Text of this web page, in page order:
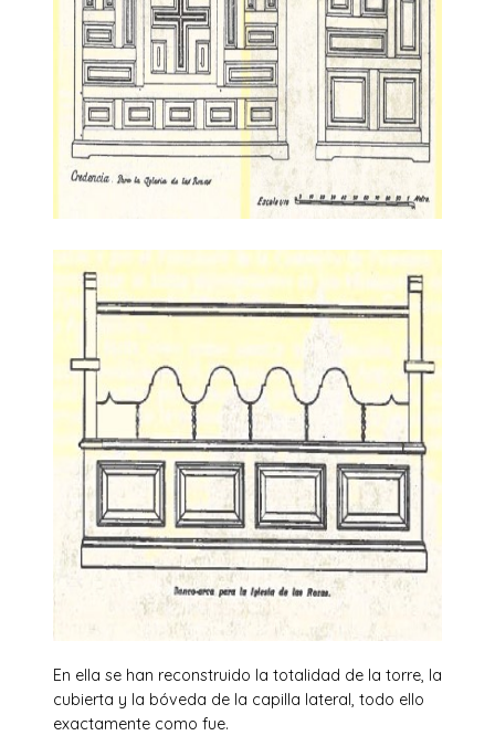
En ella se han reconstruido la totalidad de la torre, la
cubierta y la bóveda de la capilla lateral, todo ello
exactamente como fue.